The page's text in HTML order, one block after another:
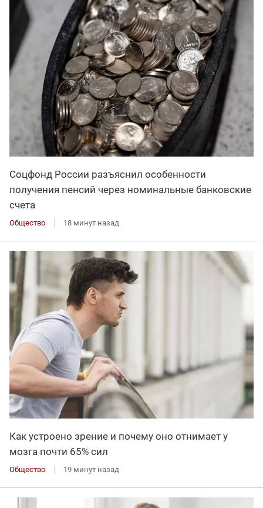
Соцфонд России разъяснил особенности
получения пенсий через номинальные банковские
счета
Общество 18 минут назад
Как устроено зрение и почему оно отнимает у
мозга почти 65% сил
Общество 19 минут назад